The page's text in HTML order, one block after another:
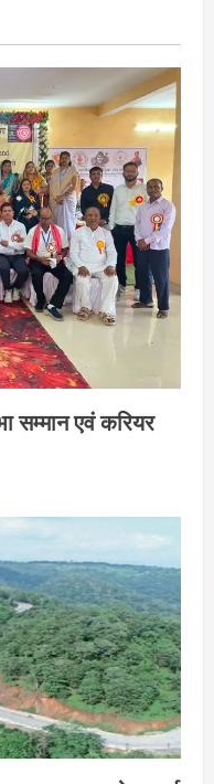
सम्मान एवं करियर
भव्य प्रतिभा सम्मान एवं
संपन्न